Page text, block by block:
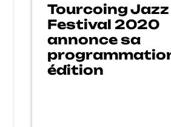
Tourcoing Jazz
Festival 2020
annonce sa
édition